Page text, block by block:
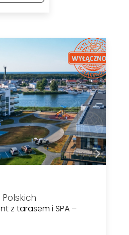
z tarasem i SPA –